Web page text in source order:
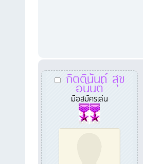
กิตตินันท์ สุข
อนันต์
มือสมัครเล่น